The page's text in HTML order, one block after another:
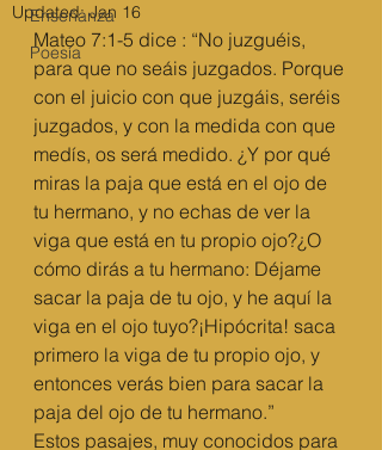
Enseñanza
Poesía
Updated:Jan 16
Mateo 7:1-5 dice : “No juzguéis,
para que no seáis juzgados. Porque
con el juicio con que juzgáis, seréis
juzgados, y con la medida con que
medís, os será medido. ¿Y por qué
miras la paja que está en el ojo de
tu hermano, y no echas de ver la
viga que está en tu propio ojo?¿O
cómo dirás a tu hermano: Déjame
sacar la paja de tu ojo, y he aquí la
viga en el ojo tuyo?¡Hipócrita! saca
primero la viga de tu propio ojo, y
entonces verás bien para sacar la
paja del ojo de tu hermano.”
Estos pasajes, muy conocidos para